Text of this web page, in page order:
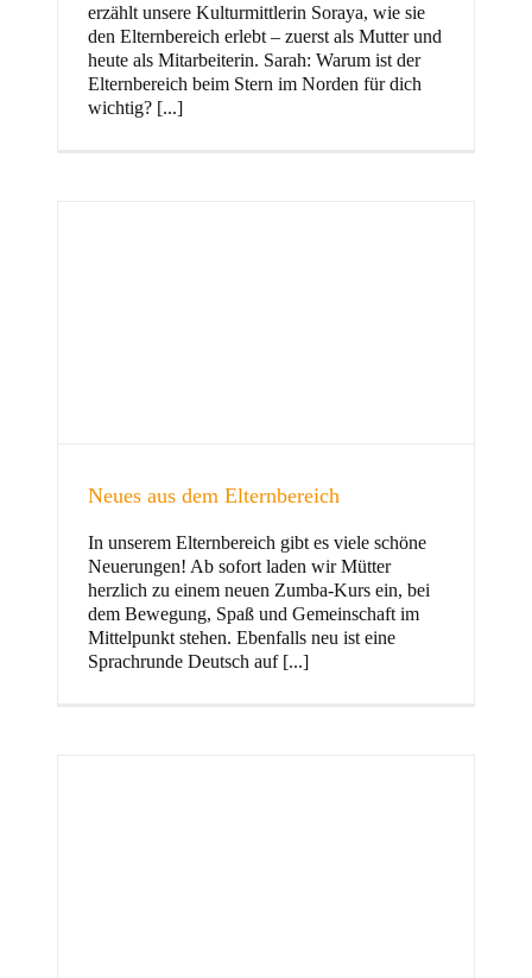
und Familie
Kinder
erzählt unsere Kulturmittlerin Soraya, wie sie
den Elternbereich erlebt – zuerst als Mutter und
heute als Mitarbeiterin. Sarah: Warum ist der
Elternbereich beim Stern im Norden für dich
wichtig? [...]
Neues aus dem Elternbereich
In unserem Elternbereich gibt es viele schöne
Neuerungen! Ab sofort laden wir Mütter
herzlich zu einem neuen Zumba-Kurs ein, bei
dem Bewegung, Spaß und Gemeinschaft im
Mittelpunkt stehen. Ebenfalls neu ist eine
Sprachrunde Deutsch auf [...]